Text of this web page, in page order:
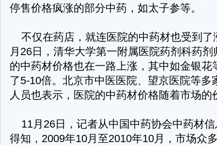
停售价格疯涨的部分中药，如太子参等。
不仅在药店，就连医院的中药材也受到了
月26日，清华大学第一附属医院药剂科药
的中药材价格也在一路上涨，其中如金银花
了5-10倍。北京市中医医院、望京医院等多
人员也表示，医院的中药材价格随着市场的
11月26日，记者从中国中药协会中药材
得知，2009年10月至2010年10月，市场众